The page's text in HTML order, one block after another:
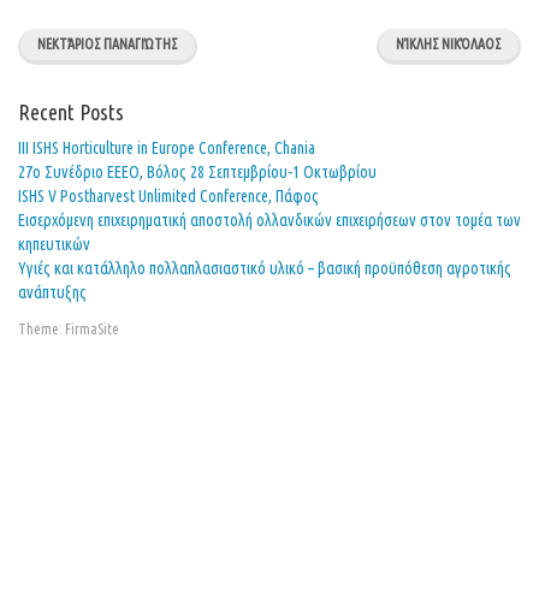
ΝΊΚΛΗΣ ΝΙΚΌΛΑOΣ
ΝΕΚΤΆΡΙΟΣ ΠΑΝΑΓΙΏΤΗΣ
Recent Posts
ΙΙΙ ISHS Horticulture in Europe Conference, Chania
27o Συνέδριο ΕΕΕΟ, Βόλος 28 Σεπτεμβρίου-1 Οκτωβρίου
ISHS V Postharvest Unlimited Conference, Πάφος
Εισερχόμενη επιχειρηματική αποστολή ολλανδικών επιχειρήσεων στον τομέα των
κηπευτικών
Υγιές και κατάλληλο πολλαπλασιαστικό υλικό – βασική προϋπόθεση αγροτικής
ανάπτυξης
Theme: FirmaSite